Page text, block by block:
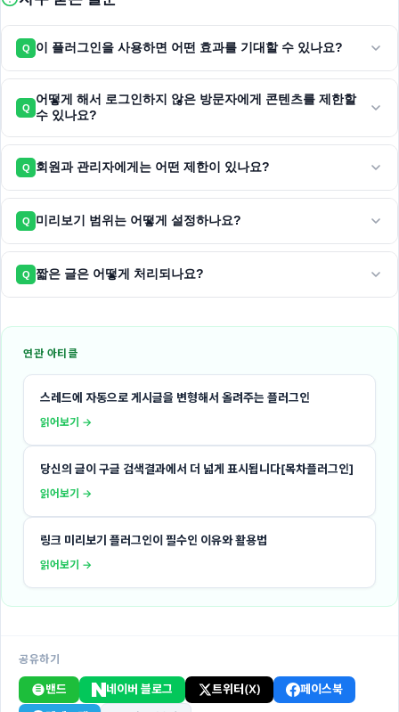
Q 이 플러그인을 사용하면 어떤 효과를 기대할 수 있나요?
Q
어떻게 해서 로그인하지 않은 방문자에게 콘텐츠를 제한할
수 있나요?
Q 회원과 관리자에게는 어떤 제한이 있나요?
Q 미리보기 범위는 어떻게 설정하나요?
Q 짧은 글은 어떻게 처리되나요?
연관 아티클
스레드에 자동으로 게시글을 변형해서 올려주는 플러그인
읽어보기 →
당신의 글이 구글 검색결과에서 더 넓게 표시됩니다[목차플러그인]
읽어보기 →
링크 미리보기 플러그인이 필수인 이유와 활용법
읽어보기 →
공유하기
밴드 네이버 블로그 트위터(X)
페이스북